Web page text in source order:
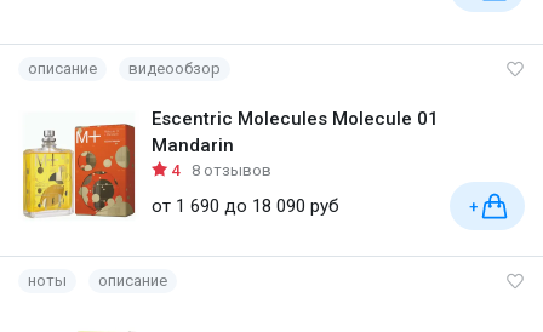
описание видеообзор
Escentric Molecules Molecule 01
Mandarin
4 8 отзывов
от 1 690 до 18 090 руб +
ноты описание